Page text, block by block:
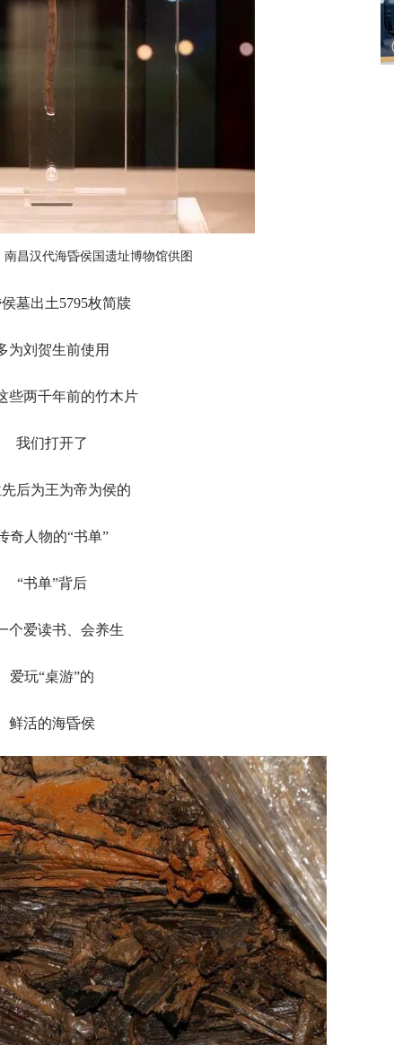
昌汉代海昏侯国遗址博物馆供图
墓出土5795枚简牍
为刘贺生前使用
些两千年前的竹木片
我们打开了
后为王为帝为侯的
奇人物的“书单”
“书单”背后
个爱读书、会养生
爱玩“桌游”的
鲜活的海昏侯